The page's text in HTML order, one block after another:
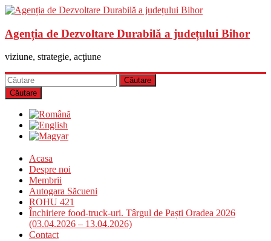
Agenția de Dezvoltare Durabilă a județului Bihor
viziune, strategie, acţiune
Căutare
Acasa
Despre noi
Membrii
Autogara Săcueni
ROHU 421
Închiriere food-truck-uri. Târgul de Paști Oradea 2026
(03.04.2026 – 13.04.2026)
Contact